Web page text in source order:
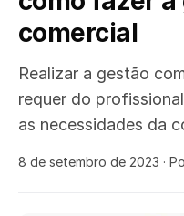
comercial
Realizar a gestão
requer do
as necessidades da
8 de setembro de 2023 ·